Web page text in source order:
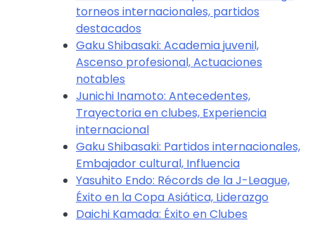
torneos internacionales, partidos
destacados
Gaku Shibasaki: Academia juvenil,
Ascenso profesional, Actuaciones
notables
Junichi Inamoto: Antecedentes,
Trayectoria en clubes, Experiencia
internacional
Gaku Shibasaki: Partidos internacionales,
Embajador cultural, Influencia
Yasuhito Endo: Récords de la J-League,
Éxito en la Copa Asiática, Liderazgo
Daichi Kamada: Éxito en Clubes